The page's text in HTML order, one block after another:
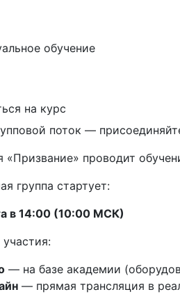
обучение
на курс
поток —
«Призвание» проводит
группа стартует:
в 14:00 (10:00 МСК)
— на базе академии
— прямая трансляция в